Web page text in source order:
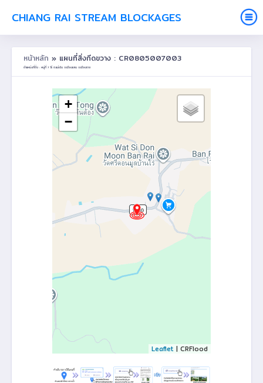
CHIANG RAI STREAM BLOCKAGES
หน้าหลัก » แผนที่สิ่งกีดขวาง : CR0805007003
ตำแหน่งที่ตั้ง : หมู่ที่ 7 ไร่ ต.แม่เงิน อ.เชียงแสน จ.เชียงราย
+
−
Leaflet | CRFlood